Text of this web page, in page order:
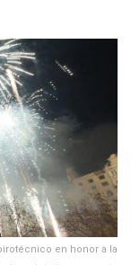
en honor a la